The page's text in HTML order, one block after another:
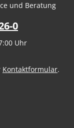
und Beratung
0
Uhr
Kontaktformular.